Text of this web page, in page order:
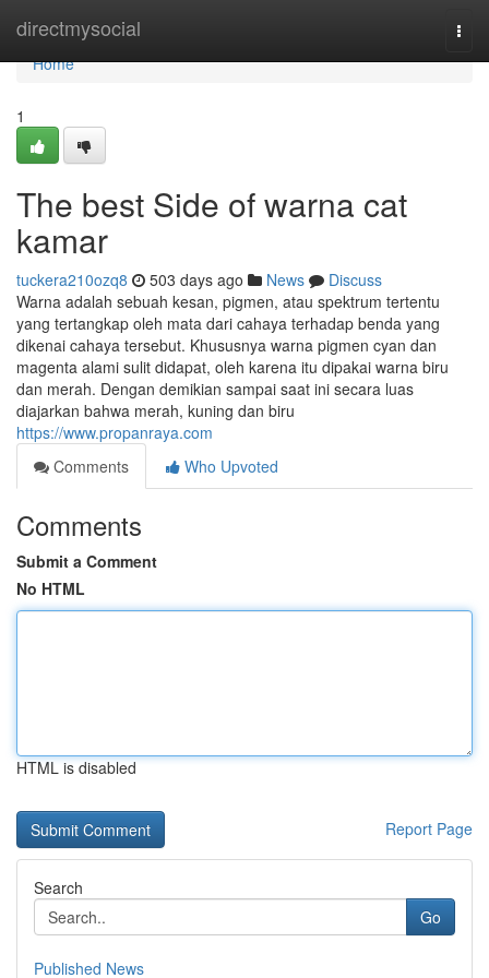
directmysocial
Home
Home
1
The best Side of warna cat
kamar
tuckera210ozq8 503 days ago News
Discuss
Warna adalah sebuah kesan, pigmen, atau spektrum tertentu
yang tertangkap oleh mata dari cahaya terhadap benda yang
dikenai cahaya tersebut. Khususnya warna pigmen cyan dan
magenta alami sulit didapat, oleh karena itu dipakai warna biru
dan merah. Dengan demikian sampai saat ini secara luas
diajarkan bahwa merah, kuning dan biru
https://www.propanraya.com
Comments
Who Upvoted
Comments
Submit a Comment
No HTML
HTML is disabled
Report Page
Search
Go
Published News